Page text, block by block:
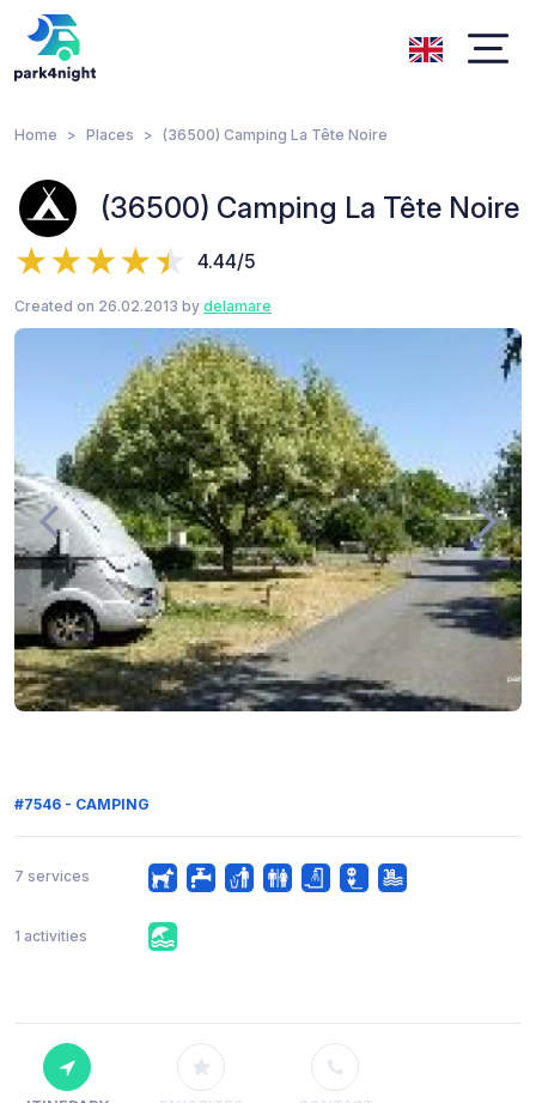
Home Places (36500) Camping La Tête Noire
(36500) Camping La Tête Noire
4.44/5
Created on 26.02.2013 by delamare
#7546 - CAMPING
7 services
1 activities